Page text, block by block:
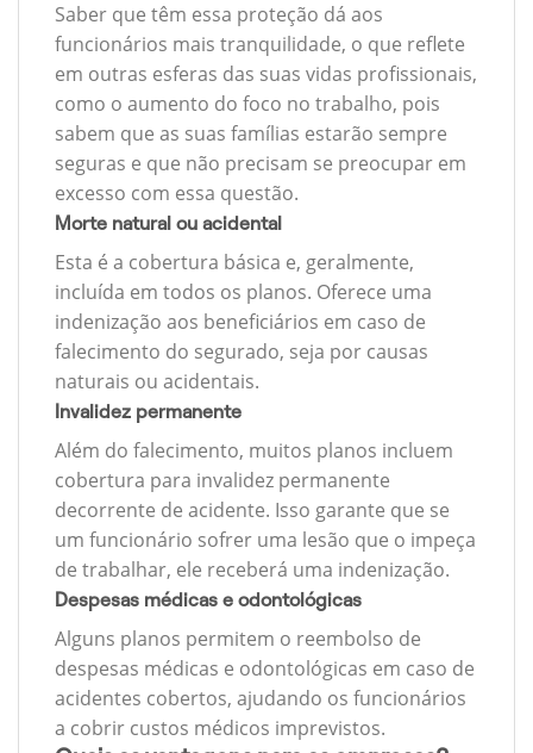
Saber que têm essa proteção dá aos
funcionários mais tranquilidade, o que reflete
em outras esferas das suas vidas profissionais,
como o aumento do foco no trabalho, pois
sabem que as suas famílias estarão sempre
seguras e que não precisam se preocupar em
excesso com essa questão.
Morte natural ou acidental
Esta é a cobertura básica e, geralmente,
incluída em todos os planos. Oferece uma
indenização aos beneficiários em caso de
falecimento do segurado, seja por causas
naturais ou acidentais.
Invalidez permanente
Além do falecimento, muitos planos incluem
cobertura para invalidez permanente
decorrente de acidente. Isso garante que se
um funcionário sofrer uma lesão que o impeça
de trabalhar, ele receberá uma indenização.
Despesas médicas e odontológicas
Alguns planos permitem o reembolso de
despesas médicas e odontológicas em caso de
acidentes cobertos, ajudando os funcionários
a cobrir custos médicos imprevistos.